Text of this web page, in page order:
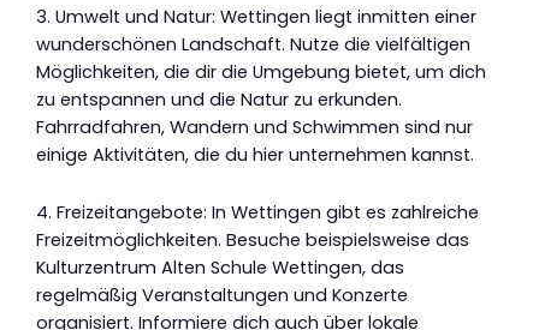
3. Umwelt und Natur: Wettingen liegt inmitten einer
wunderschönen Landschaft. Nutze die vielfältigen
Möglichkeiten, die dir die Umgebung bietet, um dich
zu entspannen und die Natur zu erkunden.
Fahrradfahren, Wandern und Schwimmen sind nur
einige Aktivitäten, die du hier unternehmen kannst.
4. Freizeitangebote: In Wettingen gibt es zahlreiche
Freizeitmöglichkeiten. Besuche beispielsweise das
Kulturzentrum Alten Schule Wettingen, das
regelmäßig Veranstaltungen und Konzerte
organisiert. Informiere dich auch über lokale